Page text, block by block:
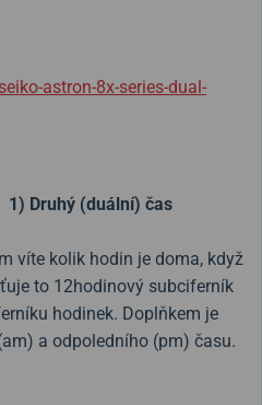
astron-8x-series-dual-
1) Druhý (duální) čas
víte kolik hodin je doma, když
to 12hodinový subciferník
hodinek. Doplňkem je
a odpoledního (pm) času.